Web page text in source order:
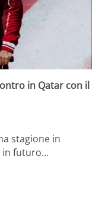
in Qatar con il
stagione in
in futuro…